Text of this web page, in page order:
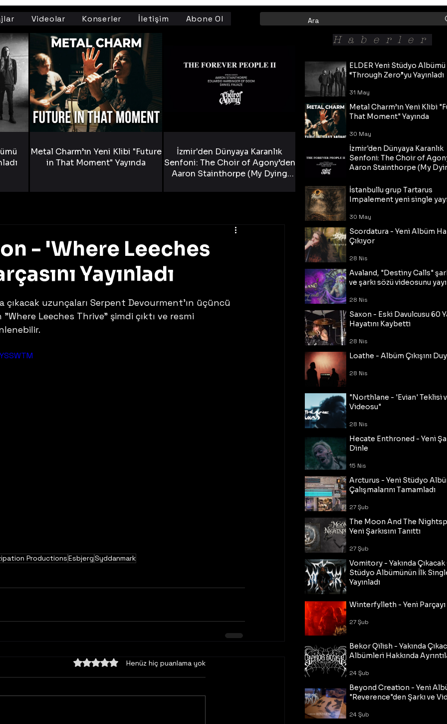
Videolar Konserler İletişim Abone Ol
- 'Where Leeches
Yayınladı
çıkacak uzunçaları Serpent Devourment'ın üçüncü
"Where Leeches Thrive" şimdi çıktı ve resmi
ProductionsEsbjergSyddanmark
5 üzerinden 0 yıldızHenüz hiç puanlama yok
Metal Charm’ın Yeni Klibi "Future
in That Moment" Yayında
İzmir'den Dünyaya Karanlık
Senfoni: The Choir of Agony’den
Aaron Stainthorpe (My Dying
ELDER Yeni Stüdyo Albümü
“Through Zero”yu Yayınladı
31 May
Metal Charm’ın Yeni Klibi
That Moment" Yayında
30 May
İzmir'den Dünyaya Karanlık
Senfoni: The Choir of
Aaron Stainthorpe (My
Tekli!
30 May
İstanbullu grup Tartarus
Impalement yeni single
30 May
Scordatura - Yeni Albüm
Çıkıyor
28 Nis
Avaland, "Destiny Calls"
ve şarkı sözü videosunu
28 Nis
Saxon - Eski Davulcusu 60
Hayatını Kaybetti
28 Nis
Loathe - Albüm Çıkışını
28 Nis
"Northlane - 'Evian' Teklisi
Videosu"
28 Nis
Hecate Enthroned - Yeni
Dinle
15 Nis
Arcturus - Yeni Stüdyo
Çalışmalarını Tamamladı
27 Şub
The Moon And The
Yeni Şarkısını Tanıttı
27 Şub
Vomitory - Yakında
Stüdyo Albümünün İlk
Yayınladı
Winterfylleth - Yeni Parçayı
27 Şub
Bekor Qilish - Yakında
Albümleri Hakkında
24 Şub
Beyond Creation - Yeni
"Reverence"den Şarkı ve
24 Şub
Haberler